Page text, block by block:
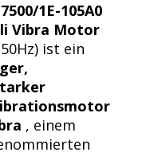
1E-105A0
Vibra Motor
ist ein
, einem